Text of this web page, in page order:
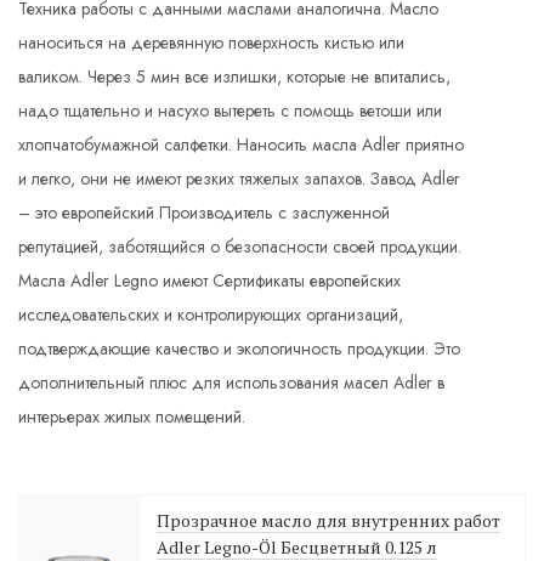
Техника работы с данными маслами аналогична. Масло
наноситься на деревянную поверхность кистью или
валиком. Через 5 мин все излишки, которые не впитались,
надо тщательно и насухо вытереть с помощь ветоши или
хлопчатобумажной салфетки. Наносить масла Adler приятно
и легко, они не имеют резких тяжелых запахов. Завод Adler
– это европейский Производитель с заслуженной
репутацией, заботящийся о безопасности своей продукции.
Масла Adler Legno имеют Сертификаты европейских
исследовательских и контролирующих организаций,
подтверждающие качество и экологичность продукции. Это
дополнительный плюс для использования масел Adler в
интерьерах жилых помещений.
Прозрачное масло для внутренних работ
Adler Legno-Öl Бесцветный 0.125 л